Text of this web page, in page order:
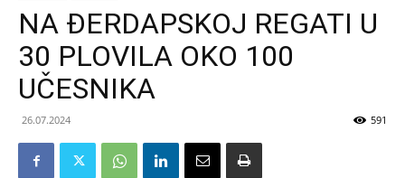
NA ĐERDAPSKOJ REGATI U
30 PLOVILA OKO 100
UČESNIKA
26.07.2024 591